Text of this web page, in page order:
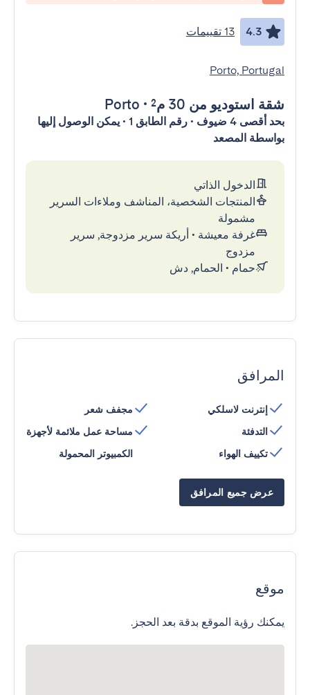
4.3 13 تقييمات
Porto, Portugal
شقة استوديو من 30 م² •
Porto
بحد أقصى 4 ضيوف • رقم الطابق 1 • يمكن الوصول إليها
بواسطة المصعد
الدخول الذاتي
المنتجات الشخصية، المناشف وملاءات السرير
مشمولة
غرفة معيشة • أريكة سرير مزدوجة, سرير
مزدوج
حمام • الحمام, دش
المرافق
إنترنت لاسلكي
التدفئة
تكييف الهواء
مجفف شعر
مساحة عمل ملائمة لأجهزة
الكمبيوتر المحمولة
عرض جميع المرافق
موقع
يمكنك رؤية الموقع بدقة بعد الحجز.